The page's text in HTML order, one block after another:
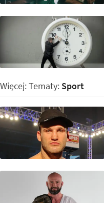
Więcej: Tematy: Sport